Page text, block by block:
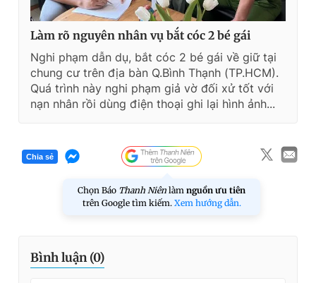
Làm rõ nguyên nhân vụ bắt cóc 2 bé gái
Nghi phạm dẫn dụ, bắt cóc 2 bé gái về giữ tại
chung cư trên địa bàn Q.Bình Thạnh (TP.HCM).
Quá trình này nghi phạm giả vờ đối xử tốt với
nạn nhân rồi dùng điện thoại ghi lại hình ảnh...
Chia sẻ
Chọn Báo Thanh Niên làm nguồn ưu tiên
trên Google tìm kiếm. Xem hướng dẫn.
Bình luận (0)